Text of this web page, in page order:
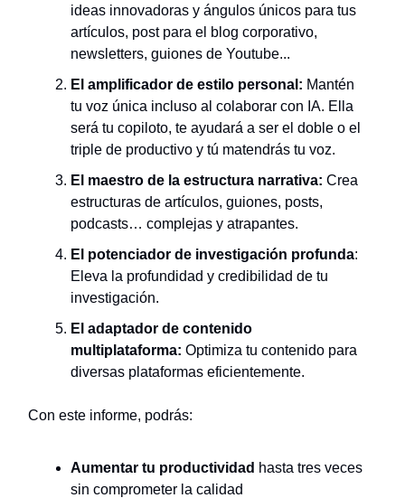
ideas innovadoras y ángulos únicos para tus
artículos, post para el blog corporativo,
newsletters, guiones de Youtube...
El amplificador de estilo personal: Mantén
tu voz única incluso al colaborar con IA. Ella
será tu copiloto, te ayudará a ser el doble o el
triple de productivo y tú matendrás tu voz.
El maestro de la estructura narrativa: Crea
estructuras de artículos, guiones, posts,
podcasts… complejas y atrapantes.
El potenciador de investigación profunda:
Eleva la profundidad y credibilidad de tu
investigación.
El adaptador de contenido
multiplataforma: Optimiza tu contenido para
diversas plataformas eficientemente.
Con este informe, podrás:
Aumentar tu productividad hasta tres veces
sin comprometer la calidad